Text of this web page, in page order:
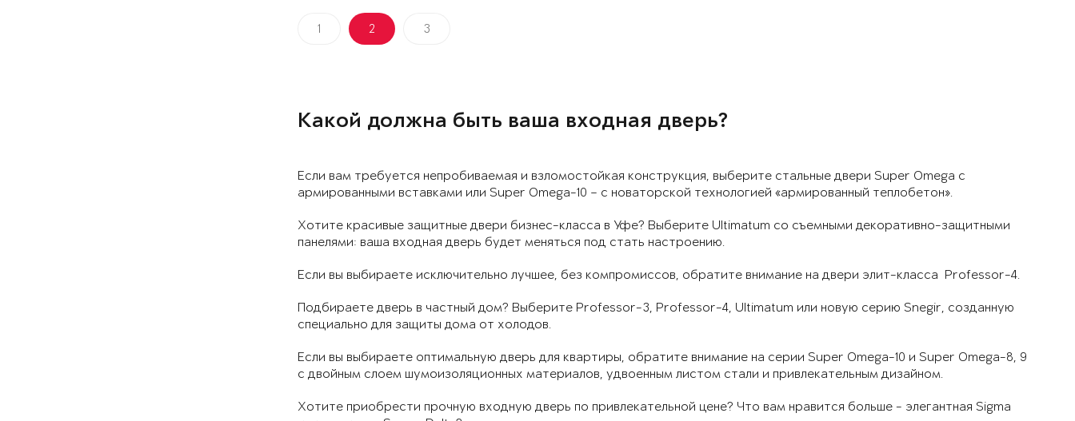
1 2 3
Какой должна быть ваша входная дверь?
Если вам требуется непробиваемая и взломостойкая конструкция, выберите стальные двери Super Omega с
армированными вставками или Super Omega-10 – с новаторской технологией «армированный теплобетон».
Хотите красивые защитные двери бизнес-класса в Уфе? Выберите Ultimatum со съемными декоративно-защитными
панелями: ваша входная дверь будет меняться под стать настроению.
Если вы выбираете исключительно лучшее, без компромиссов, обратите внимание на двери элит-класса Professor-4.
Подбираете дверь в частный дом? Выберите Professor-3, Professor-4, Ultimatum или новую серию Snegir, созданную
специально для защиты дома от холодов.
Если вы выбираете оптимальную дверь для квартиры, обратите внимание на серии Super Omega-10 и Super Omega-8, 9
с двойным слоем шумоизоляционных материалов, удвоенным листом стали и привлекательным дизайном.
Хотите приобрести прочную входную дверь по привлекательной цене? Что вам нравится больше - элегантная Sigma